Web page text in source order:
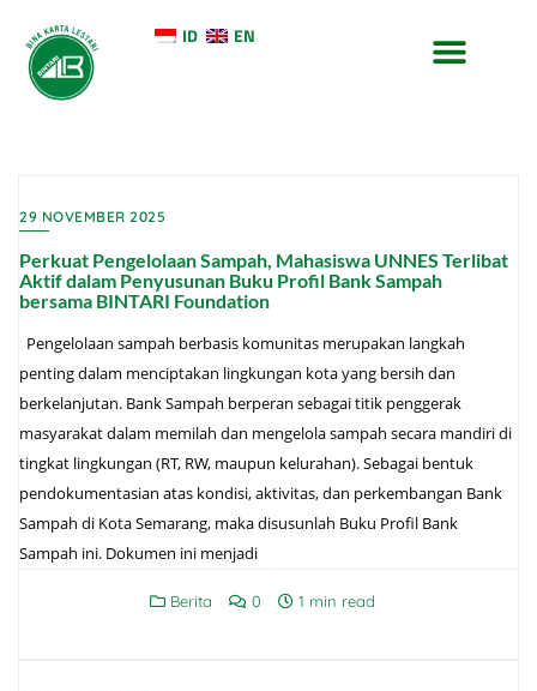
ID EN
29 NOVEMBER 2025
Perkuat Pengelolaan Sampah, Mahasiswa UNNES Terlibat
Aktif dalam Penyusunan Buku Profil Bank Sampah
bersama BINTARI Foundation
Pengelolaan sampah berbasis komunitas merupakan langkah
penting dalam menciptakan lingkungan kota yang bersih dan
berkelanjutan. Bank Sampah berperan sebagai titik penggerak
masyarakat dalam memilah dan mengelola sampah secara mandiri di
tingkat lingkungan (RT, RW, maupun kelurahan). Sebagai bentuk
pendokumentasian atas kondisi, aktivitas, dan perkembangan Bank
Sampah di Kota Semarang, maka disusunlah Buku Profil Bank
Sampah ini. Dokumen ini menjadi
Berita 0 1 min read